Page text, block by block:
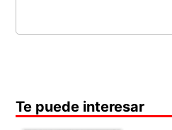
Te puede interesar